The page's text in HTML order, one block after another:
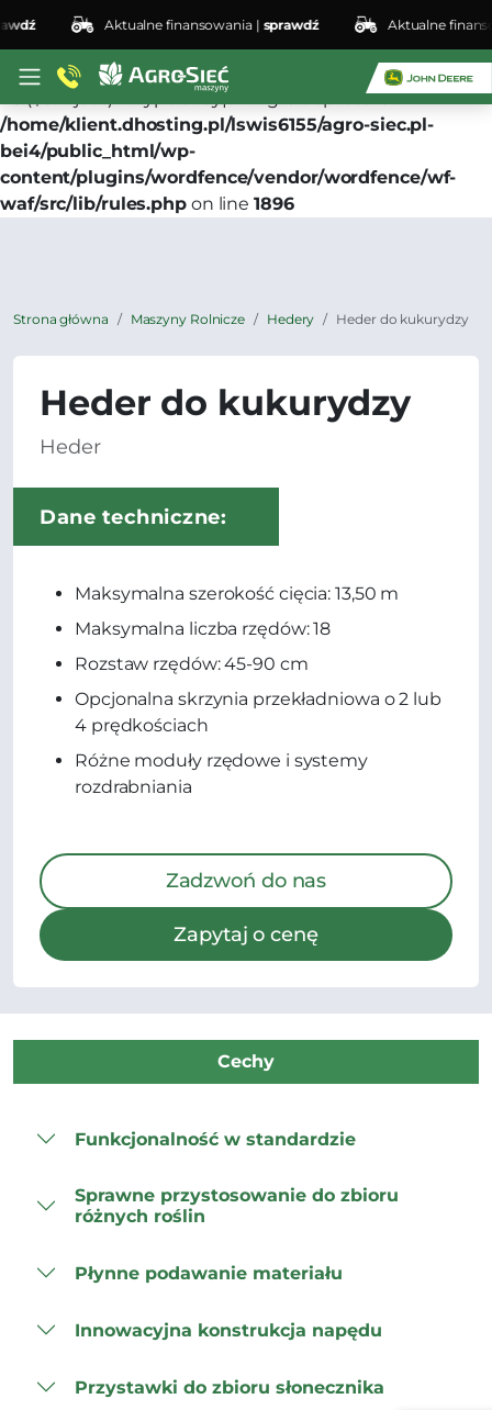
Deprecated: preg_replace(): Passing null to parameter
#3 ($subject) of type array|string is deprecated in
/home/klient.dhosting.pl/lswis6155/agro-siec.pl-
bei4/public_html/wp-
content/plugins/wordfence/vendor/wordfence/wf-
waf/src/lib/rules.phpon line1896
Aktualne finansowania |sprawdź Aktualne
Strona główna Maszyny Rolnicze Hedery Heder do kukurydzy
Heder do kukurydzy
Heder
Dane techniczne:
Maksymalna szerokość cięcia: 13,50 m
Maksymalna liczba rzędów: 18
Rozstaw rzędów: 45-90 cm
Opcjonalna skrzynia przekładniowa o 2 lub
4 prędkościach
Różne moduły rzędowe i systemy
rozdrabniania
Zadzwoń do nas
Zapytaj o cenę
Cechy
Funkcjonalność w standardzie
Sprawne przystosowanie do zbioru
różnych roślin
Płynne podawanie materiału
Innowacyjna konstrukcja napędu
Przystawki do zbioru słonecznika